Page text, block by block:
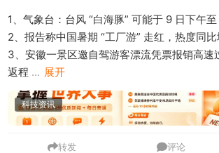
1、气象台：台风 “白海豚” 可能于 9 日下午
2、报告称中国暑期 “工厂游” 走红，热度同
3、安徽一景区邀自驾游客漂流凭票报销高速
返程 ... 展开
科技资讯
转发 评论